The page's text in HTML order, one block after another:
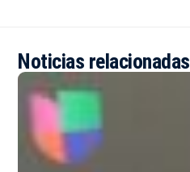
Noticias relacionadas